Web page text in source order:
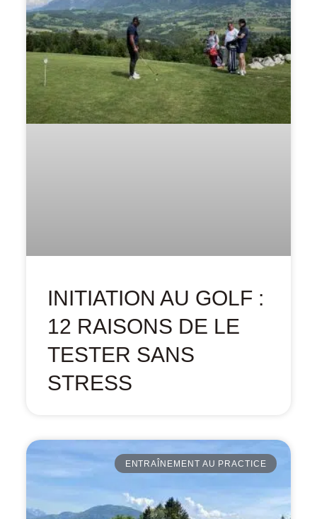
INITIATION AU GOLF :
12 RAISONS DE LE
TESTER SANS
STRESS
ENTRAÎNEMENT AU PRACTICE